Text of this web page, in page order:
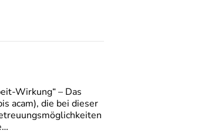
Wirkung“ – Das
acam), die bei dieser